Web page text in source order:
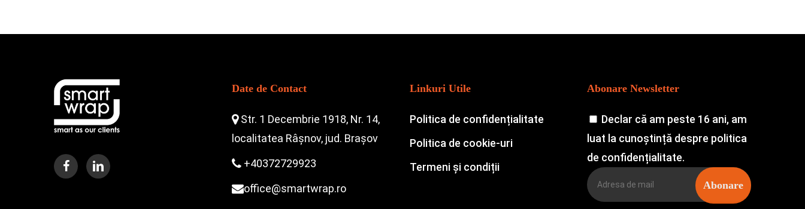
Date de Contact
Str. 1 Decembrie 1918, Nr. 14,
localitatea Râșnov, jud. Brașov
+40372729923
office@smartwrap.ro
Linkuri Utile
Politica de confidențialitate
Politica de cookie-uri
Termeni și condiții
Abonare Newsletter
Declar că am peste 16 ani, am
luat la cunoștință despre politica
de confidențialitate.